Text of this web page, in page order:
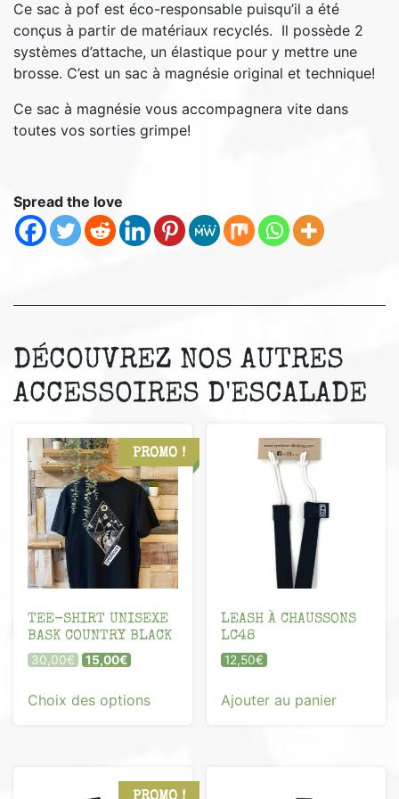
Ce sac à pof est éco-responsable puisqu’il a été
conçus à partir de matériaux recyclés. Il possède 2
systèmes d’attache, un élastique pour y mettre une
brosse. C’est un sac à magnésie original et technique!
Ce sac à magnésie vous accompagnera vite dans
toutes vos sorties grimpe!
Spread the love
DÉCOUVREZ NOS AUTRES
ACCESSOIRES D'ESCALADE
PROMO !
TEE-SHIRT UNISEXE
BASK COUNTRY BLACK
30,00€ Le
initial
était :
15,00€Le
actuel
Choix des optionsproduit
Les
LEASH À CHAUSSONS
LC48
12,50€
Ajouter au panier